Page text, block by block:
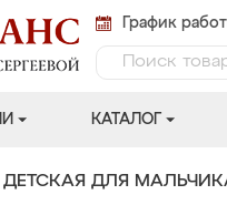
График
КАТАЛОГ
ДЕТСКАЯ ДЛЯ